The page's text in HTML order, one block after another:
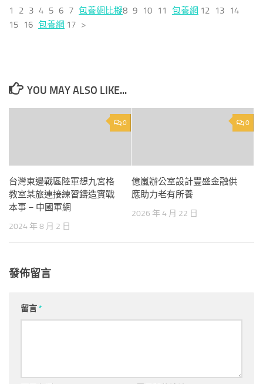
1 2 3 4 5 6 7 包養網比擬8 9 10 11 包養網 12 13 14
15 16 包養網 17 >
YOU MAY ALSO LIKE...
0
台灣東邊戰區陸軍想九宮格
教室某旅連接練習鑄造實戰
本事 – 中國軍網
2024 年 8 月 2 日
0
億嵐辦公室設計豐盛金融供
應助力老有所養
2026 年 4 月 22 日
發佈留言
留言*